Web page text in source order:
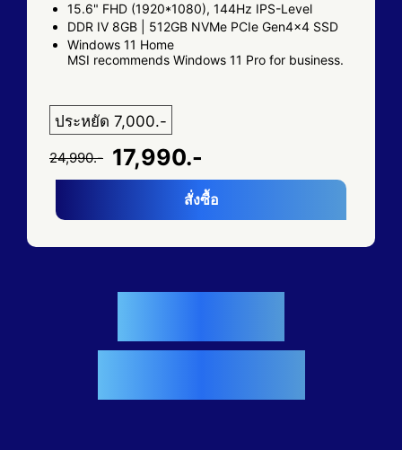
15.6" FHD (1920*1080), 144Hz IPS-Level
DDR IV 8GB | 512GB NVMe PCIe Gen4x4 SSD
Windows 11 Home
MSI recommends Windows 11 Pro for business.
ประหยัด 7,000.-
24,990.- 17,990.-
สั่งซื้อ